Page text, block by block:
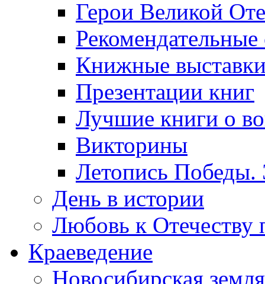
Герои Великой
Рекомендательные
Книжные
Презентации книг
Лучшие книги о
Викторины
Летопись Победы.
День в истории
Любовь к Отечеству
Краеведение
Новосибирская земля